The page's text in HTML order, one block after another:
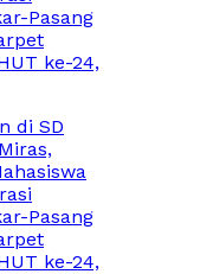
ke-24,
SD
ke-24,